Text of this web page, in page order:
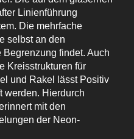
Linienführung
Die mehrfache
selbst an den
findet. Auch
Kreisstrukturen für
und Rakel lässt Positiv
werden. Hierdurch
mit den
der Neon-